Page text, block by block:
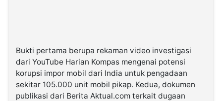
Bukti pertama berupa rekaman video investigasi
dari YouTube Harian Kompas mengenai potensi
korupsi impor mobil dari India untuk pengadaan
sekitar 105.000 unit mobil pikap. Kedua, dokumen
publikasi dari Berita Aktual.com terkait dugaan